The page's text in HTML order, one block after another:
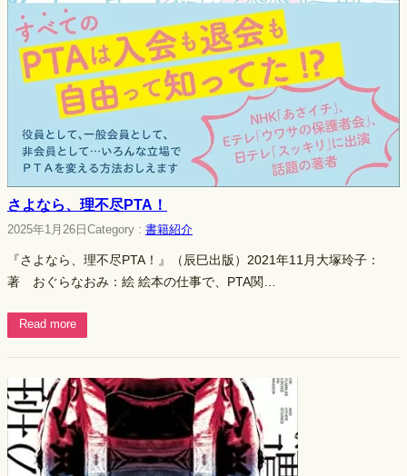
さよなら、理不尽PTA！
2025年1月26日 Category : 書籍紹介
『さよなら、理不尽PTA！』（辰巳出版）2021年11月大塚玲子：
著 おぐらなおみ：絵 絵本の仕事で、PTA関…
Read more